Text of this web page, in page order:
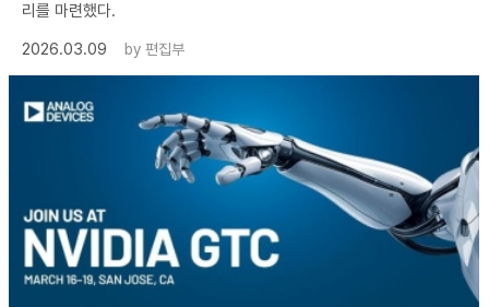
리를 마련했다.
2026.03.09
by 편집부